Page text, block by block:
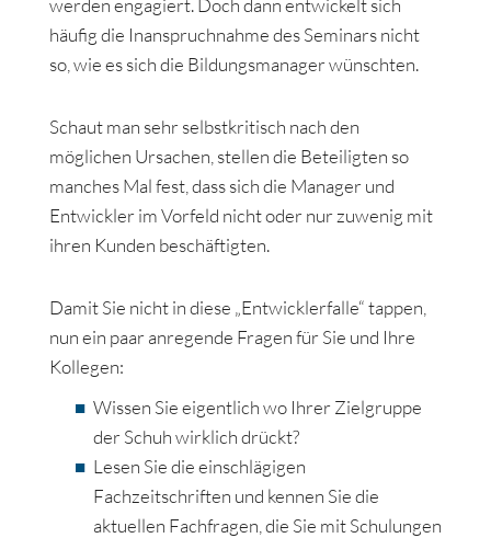
werden engagiert. Doch dann entwickelt sich
häufig die Inanspruchnahme des Seminars nicht
so, wie es sich die Bildungsmanager wünschten.
Schaut man sehr selbstkritisch nach den
möglichen Ursachen, stellen die Beteiligten so
manches Mal fest, dass sich die Manager und
Entwickler im Vorfeld nicht oder nur zuwenig mit
ihren Kunden beschäftigten.
Damit Sie nicht in diese „Entwicklerfalle“ tappen,
nun ein paar anregende Fragen für Sie und Ihre
Kollegen:
Wissen Sie eigentlich wo Ihrer Zielgruppe
der Schuh wirklich drückt?
Lesen Sie die einschlägigen
Fachzeitschriften und kennen Sie die
aktuellen Fachfragen, die Sie mit Schulungen